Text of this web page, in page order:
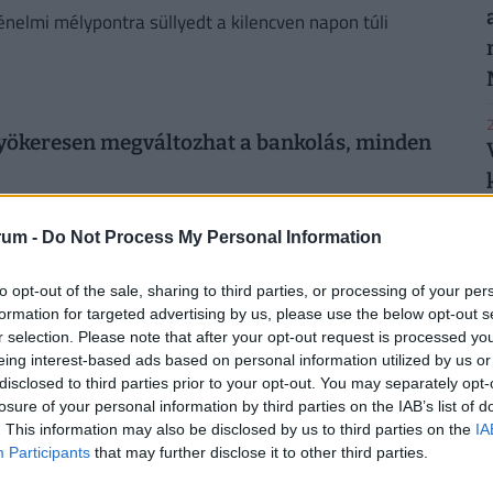
- Do Not Process My Personal Information
opt-out of the sale, sharing to third parties, or processing of your
for targeted advertising by us, please use the below opt-out
selection. Please note that after your opt-out request is processed
interest-based ads based on personal information utilized by us
to third parties prior to your opt-out. You may separately
of your personal information by third parties on the IAB’s list of
This information may also be disclosed by us to third parties on the
Participants that may further disclose it to other third parties.
mélypontra süllyedt a kilencven napon túli
megváltozhat a bankolás, minden
jogszabálycsomaggal reformálná meg az uniós
amivel dőlt a pénz a magyar
már nem lesz érvényes az évi fix 3 százalékos